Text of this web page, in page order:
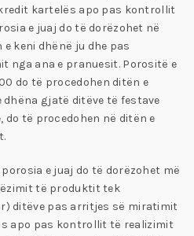
kartelës apo pas kontrollit
e juaj do të dorëzohet në
keni dhënë ju dhe pas
nga ana e pranuesit. Porositë e
do të procedohen ditën e
gjatë ditëve të festave
do të procedohen në ditën e
e juaj do të dorëzohet më
të produktit tek
ditëve pas arritjes së miratimit
apo pas kontrollit të realizimit